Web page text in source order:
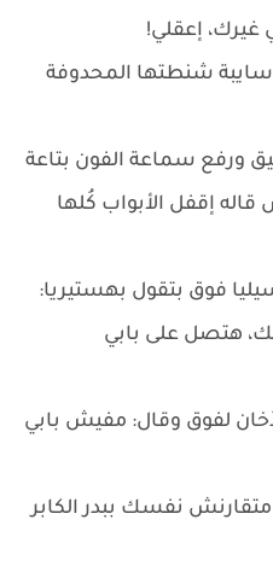
غيرك، إعقلي!
شنطتها المحدوفة
سماعة الفون بتاعة
إقفل الأبواب كُلها
فوق بتقول بهستيريا:
هتصل على بابي
لفوق وقال: مفيش بابي
نفسك ببدر الكابر